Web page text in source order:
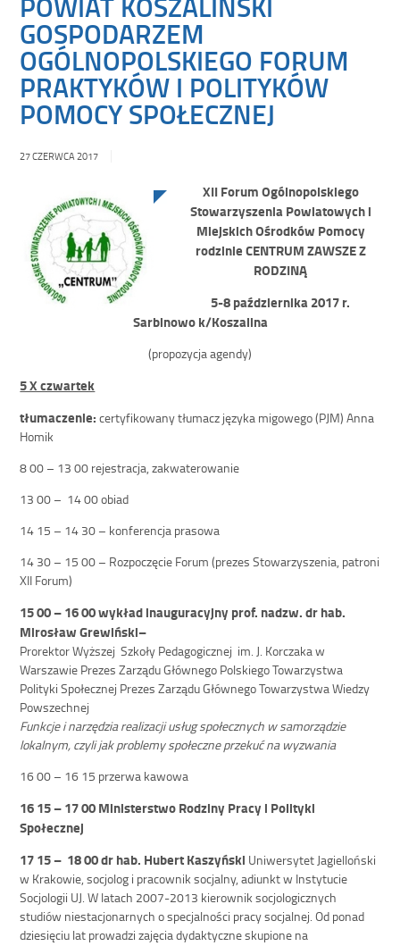
GOSPODARZEM
OGÓLNOPOLSKIEGO FORUM
PRAKTYKÓW I POLITYKÓW
POMOCY SPOŁECZNEJ
27 CZERWCA 2017
XII Forum Ogólnopolskiego
Stowarzyszenia Powiatowych i
Miejskich Ośrodków Pomocy
rodzinie CENTRUMZAWSZE Z
RODZINĄ
5-8 października 2017 r.
Sarbinowo k/Koszalina
(propozycja agendy)
5 X czwartek
tłumaczenie:certyfikowany tłumacz języka migowego (PJM) Anna
Homik
8 00 – 13 00 rejestracja, zakwaterowanie
13 00 – 14 00 obiad
14 15 – 14 30 – konferencja prasowa
14 30 – 15 00 – Rozpoczęcie Forum (prezes Stowarzyszenia, patroni
XII Forum)
15 00 – 16 00wykład inauguracyjny prof. nadzw. dr hab.
Mirosław Grewiński–
Prorektor Wyższej Szkoły Pedagogicznej im. J. Korczaka w
Warszawie Prezes Zarządu Głównego Polskiego Towarzystwa
Polityki Społecznej Prezes Zarządu Głównego Towarzystwa Wiedzy
Powszechnej
Funkcje i narzędzia realizacji usług społecznych w samorządzie
lokalnym, czyli jak problemy społeczne przekuć na wyzwania
16 00 – 16 15 przerwa kawowa
16 15 – 17 00Ministerstwo Rodziny Pracy i Polityki
Społecznej
17 15 – 18 00dr hab. Hubert Kaszyński Uniwersytet Jagielloński
w Krakowie, socjolog i pracownik socjalny, adiunkt w Instytucie
Socjologii UJ. W latach 2007-2013 kierownik socjologicznych
studiów niestacjonarnych o specjalności pracy socjalnej. Od ponad
dziesięciu lat prowadzi zajęcia dydaktyczne skupione na